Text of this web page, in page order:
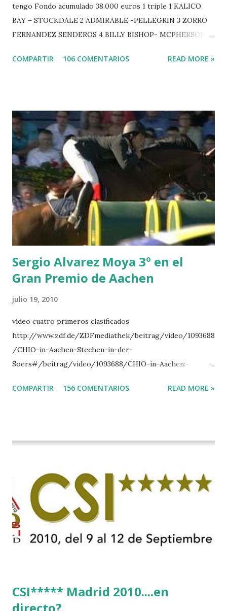
tengo Fondo acumulado 38.000 euros 1 triple 1 KALICO
BAY – STOCKDALE 2 ADMIRABLE -PELLEGRIN 3 ZORRO
FERNANDEZ SENDEROS 4 BILLY BISHOP- MCPHERSON 5
-EPAILLARD 7 GIG AMAI M WHITAKER 8 SILVANA DU
POWER - MILLAR 5 ARMANIE -VOORN 6 QUERLYBET
HERO -LEJAUNE 7 MO CHROI - O’BRIEN 8 CARMENA Z -
BREEN 9 JALLA DE GAVIERE -RAMZY AL DUHAMI 10
NOVEL -PHILIPPAERTS 3 triple 1 LATE NIGHT -LEVY 2 K
CLUB LADY -O’CONNOR 3 QUICK STUDY - HOUGH 4
LORENZO -AHLMANN 5 L’ESPOIR -GULLIKSEN 6
TOPINAMBOUR -LEPREVOST 7 WISCONSIN 111 -MOYA 8
INTERTOY Z - BRASH 9 HERALD –CORDON 10 SELDANA
DI CAMPALTO -SHARBATLY Vuelta Triunfal... el ganador
del Gran Premio en su vuelta de honor
COMPARTIR 106 COMENTARIOS READ MORE »
Sergio Alvarez Moya 3º en el
Gran Premio de Aachen
julio 19, 2010
vídeo cuatro primeros clasificados
http://www.zdf.de/ZDFmediathek/beitrag/video/1093688
/CHIO-in-Aachen-Stechen-in-der-
Soers#/beitrag/video/1093688/CHIO-in-Aachen:-
COMPARTIR 156 COMENTARIOS READ MORE »
CSI***** Madrid 2010....en